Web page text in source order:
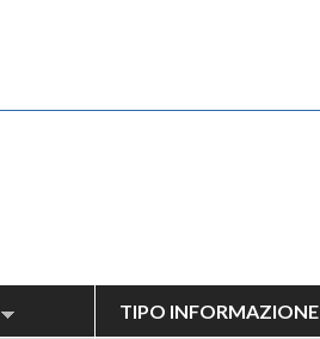
TIPO INFORMAZIONE